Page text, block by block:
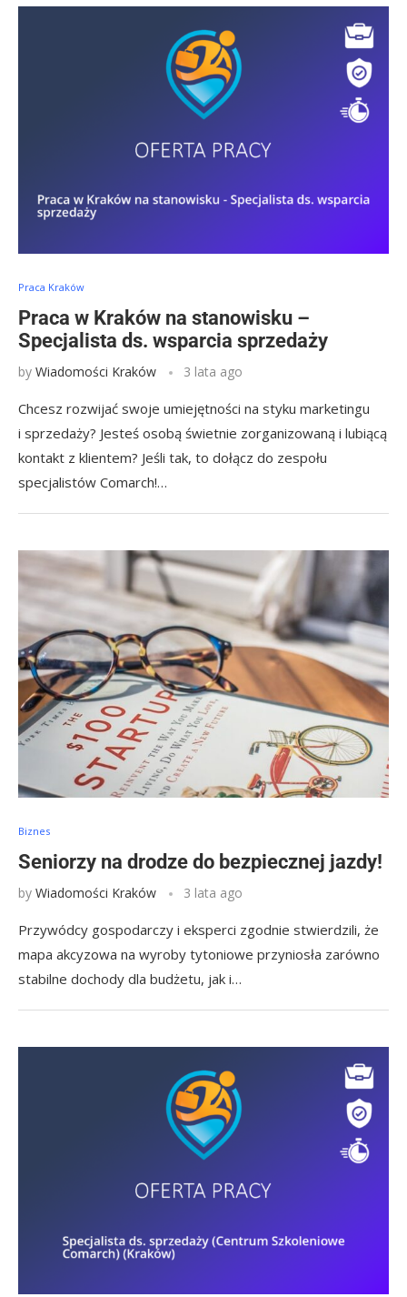
Praca Kraków
Praca w Kraków na stanowisku –
Specjalista ds. wsparcia sprzedaży
by Wiadomości Kraków 3 lata ago
Chcesz rozwijać swoje umiejętności na styku marketingu
i sprzedaży? Jesteś osobą świetnie zorganizowaną i lubiącą
kontakt z klientem? Jeśli tak, to dołącz do zespołu
specjalistów Comarch!…
Biznes
Seniorzy na drodze do bezpiecznej jazdy!
by Wiadomości Kraków 3 lata ago
Przywódcy gospodarczy i eksperci zgodnie stwierdzili, że
mapa akcyzowa na wyroby tytoniowe przyniosła zarówno
stabilne dochody dla budżetu, jak i…